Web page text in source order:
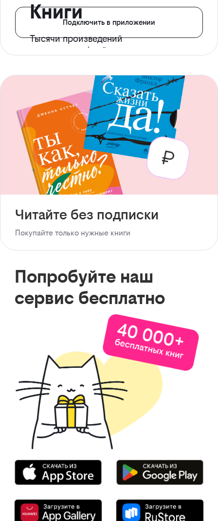
Книги
Тысячи произведений
с доступом офлайн
Подключить в приложении
Читайте без подписки
Покупайте только нужные книги
Попробуйте наш
сервис бесплатно